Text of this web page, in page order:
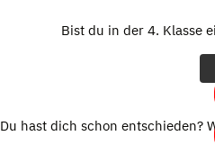
Bist du in der 4. Klasse
Du hast dich schon entschieden?